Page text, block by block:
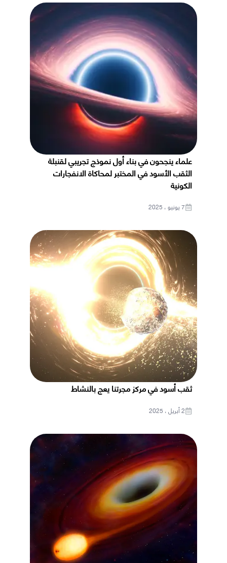
علماء ينجحون في بناء أول نموذج تجريبي لقنبلة
الثقب الأسود في المختبر لمحاكاة الانفجارات
الكونية
7 يونيو ، 2025
ثقب أسود في مركز مجرتنا يعج بالنشاط
2 أبريل ، 2025